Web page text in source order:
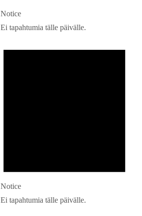
Notice
Ei tapahtumia tälle päivälle.
Notice
Ei tapahtumia tälle päivälle.